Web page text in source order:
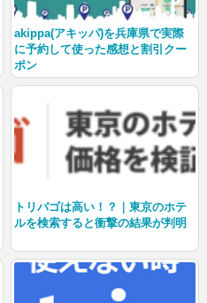
akippa(アキッパ)を兵庫県で実際
に予約して使った感想と割引クー
ポン
トリバゴは高い！？｜東京のホテ
ルを検索すると衝撃の結果が判明